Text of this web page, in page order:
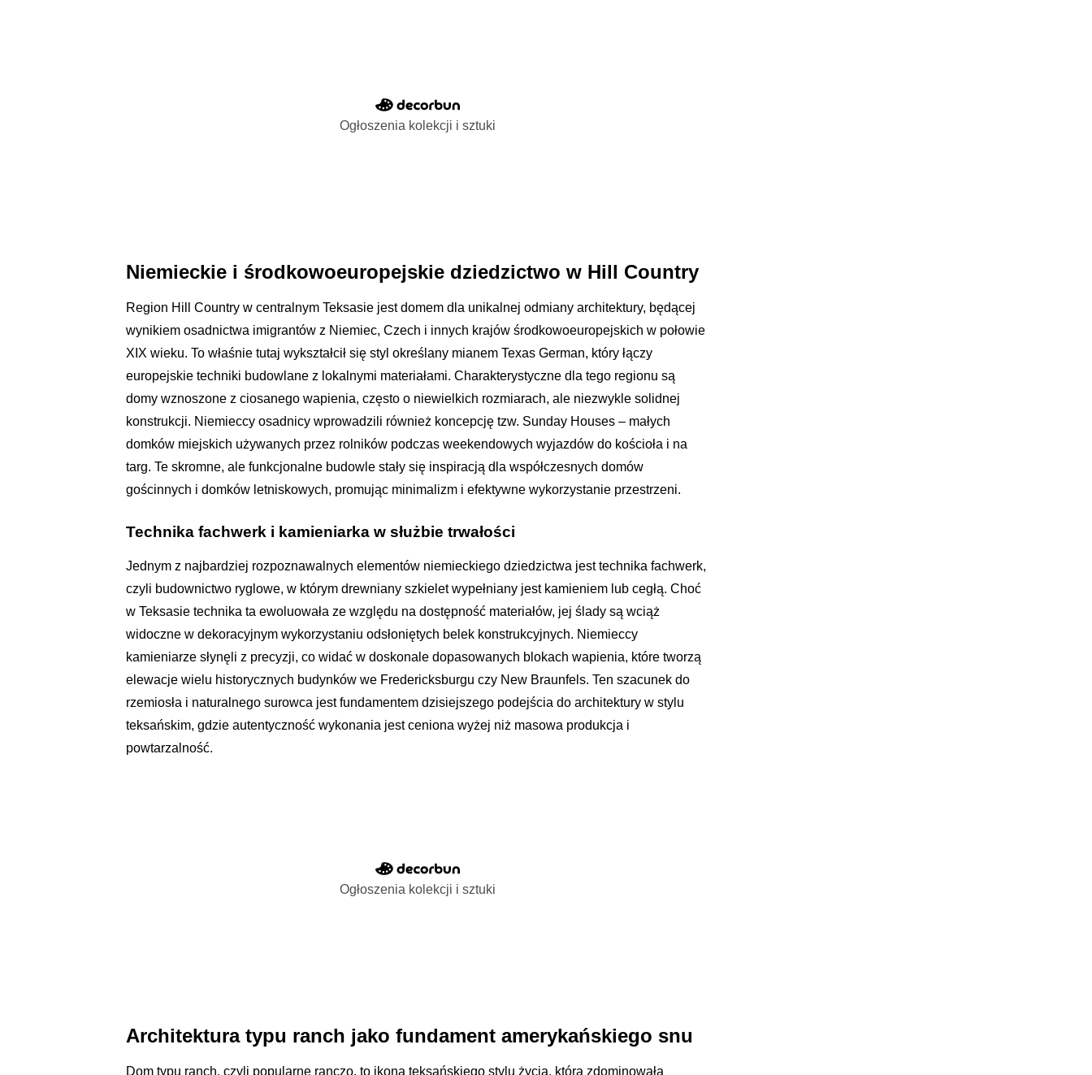
Ogłoszenia kolekcji i sztuki
Niemieckie i środkowoeuropejskie dziedzictwo w Hill Country
Region Hill Country w centralnym Teksasie jest domem dla unikalnej odmiany architektury, będącej
wynikiem osadnictwa imigrantów z Niemiec, Czech i innych krajów środkowoeuropejskich w połowie
XIX wieku. To właśnie tutaj wykształcił się styl określany mianem Texas German, który łączy
europejskie techniki budowlane z lokalnymi materiałami. Charakterystyczne dla tego regionu są
domy wznoszone z ciosanego wapienia, często o niewielkich rozmiarach, ale niezwykle solidnej
konstrukcji. Niemieccy osadnicy wprowadzili również koncepcję tzw. Sunday Houses – małych
domków miejskich używanych przez rolników podczas weekendowych wyjazdów do kościoła i na
targ. Te skromne, ale funkcjonalne budowle stały się inspiracją dla współczesnych domów
gościnnych i domków letniskowych, promując minimalizm i efektywne wykorzystanie przestrzeni.
Technika fachwerk i kamieniarka w służbie trwałości
Jednym z najbardziej rozpoznawalnych elementów niemieckiego dziedzictwa jest technika fachwerk,
czyli budownictwo ryglowe, w którym drewniany szkielet wypełniany jest kamieniem lub cegłą. Choć
w Teksasie technika ta ewoluowała ze względu na dostępność materiałów, jej ślady są wciąż
widoczne w dekoracyjnym wykorzystaniu odsłoniętych belek konstrukcyjnych. Niemieccy
kamieniarze słynęli z precyzji, co widać w doskonale dopasowanych blokach wapienia, które tworzą
elewacje wielu historycznych budynków we Fredericksburgu czy New Braunfels. Ten szacunek do
rzemiosła i naturalnego surowca jest fundamentem dzisiejszego podejścia do architektury w stylu
teksańskim, gdzie autentyczność wykonania jest ceniona wyżej niż masowa produkcja i
powtarzalność.
Ogłoszenia kolekcji i sztuki
Architektura typu ranch jako fundament amerykańskiego snu
Dom typu ranch, czyli popularne ranczo, to ikona teksańskiego stylu życia, która zdominowała